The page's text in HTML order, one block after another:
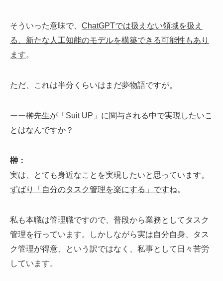
そういった意味で、 ChatGPTでは扱えない領域を扱え
る、新たな人工知能のモデルを構築できる可能性もあり
ます
ただ、これは半分くらいはまだ夢物語ですが。
ーー榊先生が「Suit UP」に関与される中で実現したいこ
とはなんですか？
榊：
実は、とても身近なことを実現したいと思っています。
ずばり「自分のタスク管理を楽にする」ですね。
私も本職は管理職ですので、普段から業務としてタスク
管理を行っています。しかしながら実は自分自身、タス
ク管理が得意、という訳ではなく、私事として日々苦労
しています。